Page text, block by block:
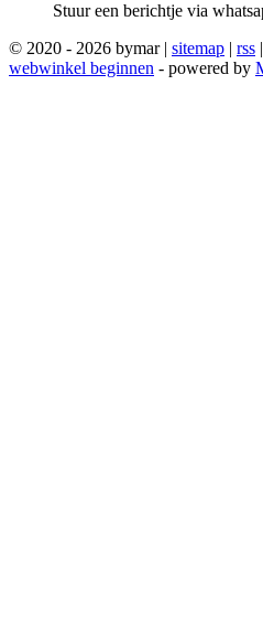
Stuur een berichtje via
© 2020 - 2026 bymar | sitemap | rss |
webwinkel beginnen - powered by